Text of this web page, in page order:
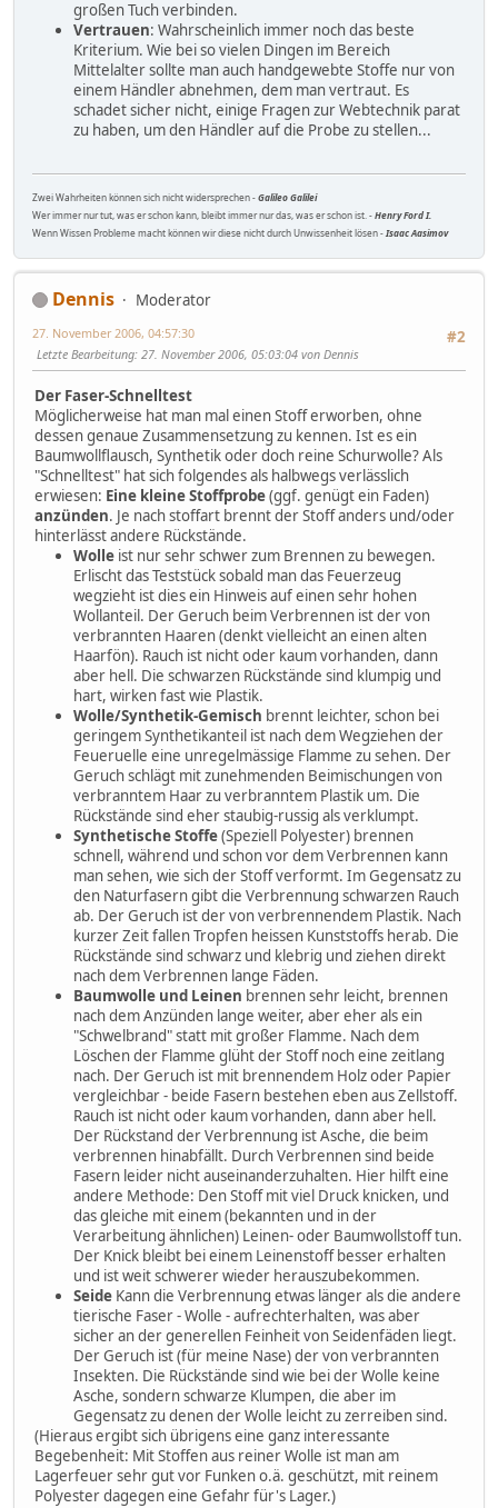
großen Tuch verbinden.
Vertrauen: Wahrscheinlich immer noch das beste
Kriterium. Wie bei so vielen Dingen im Bereich
Mittelalter sollte man auch handgewebte Stoffe nur von
einem Händler abnehmen, dem man vertraut. Es
schadet sicher nicht, einige Fragen zur Webtechnik parat
zu haben, um den Händler auf die Probe zu stellen...
Zwei Wahrheiten können sich nicht widersprechen -Galileo Galilei
Wer immer nur tut, was er schon kann, bleibt immer nur das, was er schon ist. -Henry Ford I.
Wenn Wissen Probleme macht können wir diese nicht durch Unwissenheit lösen -Isaac Aasimov
Dennis
Moderator
#2
27. November 2006, 04:57:30
Letzte Bearbeitung: 27. November 2006, 05:03:04 von Dennis
Der Faser-Schnelltest
Möglicherweise hat man mal einen Stoff erworben, ohne
dessen genaue Zusammensetzung zu kennen. Ist es ein
Baumwollflausch, Synthetik oder doch reine Schurwolle? Als
"Schnelltest" hat sich folgendes als halbwegs verlässlich
erwiesen: Eine kleine Stoffprobe(ggf. genügt ein Faden)
anzünden. Je nach stoffart brennt der Stoff anders und/oder
hinterlässt andere Rückstände.
Wolle ist nur sehr schwer zum Brennen zu bewegen.
Erlischt das Teststück sobald man das Feuerzeug
wegzieht ist dies ein Hinweis auf einen sehr hohen
Wollanteil. Der Geruch beim Verbrennen ist der von
verbrannten Haaren (denkt vielleicht an einen alten
Haarfön). Rauch ist nicht oder kaum vorhanden, dann
aber hell. Die schwarzen Rückstände sind klumpig und
hart, wirken fast wie Plastik.
Wolle/Synthetik-Gemisch brennt leichter, schon bei
geringem Synthetikanteil ist nach dem Wegziehen der
Feueruelle eine unregelmässige Flamme zu sehen. Der
Geruch schlägt mit zunehmenden Beimischungen von
verbranntem Haar zu verbranntem Plastik um. Die
Rückstände sind eher staubig-russig als verklumpt.
Synthetische Stoffe(Speziell Polyester) brennen
schnell, während und schon vor dem Verbrennen kann
man sehen, wie sich der Stoff verformt. Im Gegensatz zu
den Naturfasern gibt die Verbrennung schwarzen Rauch
ab. Der Geruch ist der von verbrennendem Plastik. Nach
kurzer Zeit fallen Tropfen heissen Kunststoffs herab. Die
Rückstände sind schwarz und klebrig und ziehen direkt
nach dem Verbrennen lange Fäden.
Baumwolle und Leinen brennen sehr leicht, brennen
nach dem Anzünden lange weiter, aber eher als ein
"Schwelbrand" statt mit großer Flamme. Nach dem
Löschen der Flamme glüht der Stoff noch eine zeitlang
nach. Der Geruch ist mit brennendem Holz oder Papier
vergleichbar - beide Fasern bestehen eben aus Zellstoff.
Rauch ist nicht oder kaum vorhanden, dann aber hell.
Der Rückstand der Verbrennung ist Asche, die beim
verbrennen hinabfällt. Durch Verbrennen sind beide
Fasern leider nicht auseinanderzuhalten. Hier hilft eine
andere Methode: Den Stoff mit viel Druck knicken, und
das gleiche mit einem (bekannten und in der
Verarbeitung ähnlichen) Leinen- oder Baumwollstoff tun.
Der Knick bleibt bei einem Leinenstoff besser erhalten
und ist weit schwerer wieder herauszubekommen.
Seide Kann die Verbrennung etwas länger als die andere
tierische Faser - Wolle - aufrechterhalten, was aber
sicher an der generellen Feinheit von Seidenfäden liegt.
Der Geruch ist (für meine Nase) der von verbrannten
Insekten. Die Rückstände sind wie bei der Wolle keine
Asche, sondern schwarze Klumpen, die aber im
Gegensatz zu denen der Wolle leicht zu zerreiben sind.
(Hieraus ergibt sich übrigens eine ganz interessante
Begebenheit: Mit Stoffen aus reiner Wolle ist man am
Lagerfeuer sehr gut vor Funken o.ä. geschützt, mit reinem
Polyester dagegen eine Gefahr für's Lager.)